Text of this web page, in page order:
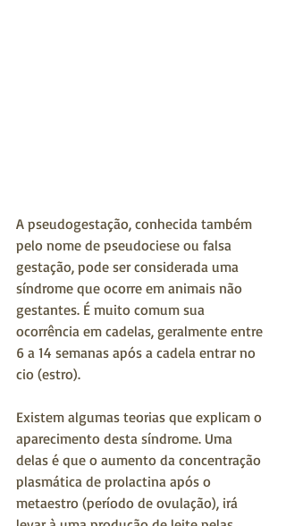
A pseudogestação, conhecida também
pelo nome de pseudociese ou falsa
gestação, pode ser considerada uma
síndrome que ocorre em animais não
gestantes. É muito comum sua
ocorrência em cadelas, geralmente entre
6 a 14 semanas após a cadela entrar no
cio (estro).
Existem algumas teorias que explicam o
aparecimento desta síndrome. Uma
delas é que o aumento da concentração
plasmática de prolactina após o
metaestro (período de ovulação), irá